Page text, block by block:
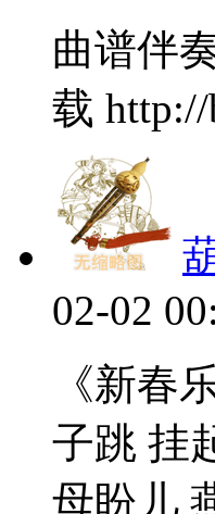
曲谱伴
载 http://
02-02
《新春
子跳 挂
母盼儿